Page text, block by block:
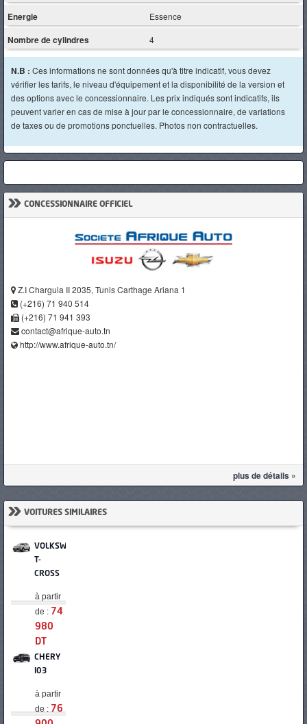
Energie Essence
Nombre de cylindres 4
N.B : Ces informations ne sont données qu'à titre indicatif, vous devez
vérifier les tarifs, le niveau d'équipement et la disponibilité de la version et
des options avec le concessionnaire. Les prix indiqués sont indicatifs, ils
peuvent varier en cas de mise à jour par le concessionnaire, de variations
de taxes ou de promotions ponctuelles. Photos non contractuelles.
» CONCESSIONNAIRE OFFICIEL
Z.I Charguia II 2035, Tunis Carthage Ariana 1
(+216) 71 940 514
(+216) 71 941 393
contact@afrique-auto.tn
http://www.afrique-auto.tn/
plus de détails »
» VOITURES SIMILAIRES
VOLKSWAGEN
T-
CROSS
à partir
de : 74
980
DT
CHERY
I03
à partir
de : 76